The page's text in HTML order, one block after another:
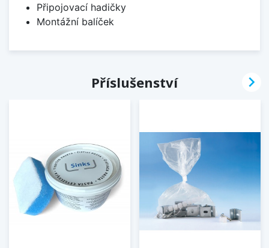
Připojovací hadičky
Montážní balíček
Příslušenství 